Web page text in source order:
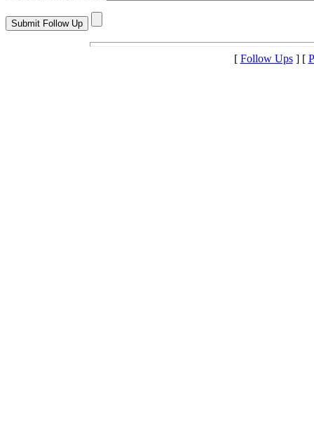
[ Follow Ups] [